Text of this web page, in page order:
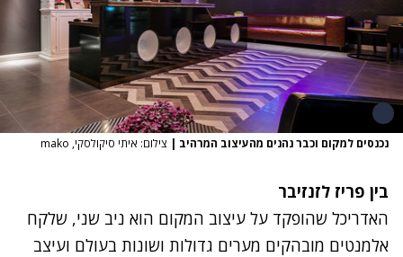
נכנסים למקום וכבר נהנים מהעיצוב המרהיב | צילום: איתי סיקולסקי, mako
בין פריז לזנזיבר
האדריכל שהופקד על עיצוב המקום הוא ניב שני, שלקח
אלמנטים מובהקים מערים גדולות ושונות בעולם ועיצב